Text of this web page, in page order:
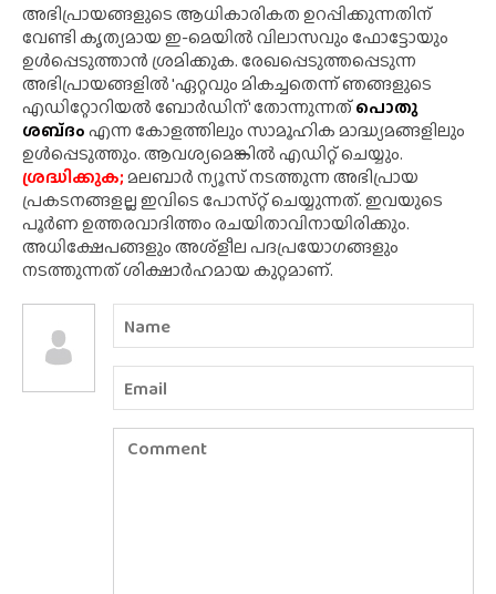
അഭിപ്രായങ്ങളുടെ ആധികാരികത ഉറപ്പിക്കുന്നതിന്
വേണ്ടി കൃത്യമായ ഇ-മെയിൽ വിലാസവും ഫോട്ടോയും
ഉൾപ്പെടുത്താൻ ശ്രമിക്കുക. രേഖപ്പെടുത്തപ്പെടുന്ന
അഭിപ്രായങ്ങളിൽ 'ഏറ്റവും മികച്ചതെന്ന് ഞങ്ങളുടെ
എഡിറ്റോറിയൽ ബോർഡിന്' തോന്നുന്നത്പൊതു
ശബ്‌ദംഎന്ന കോളത്തിലും സാമൂഹിക മാദ്ധ്യമങ്ങളിലും
ഉൾപ്പെടുത്തും. ആവശ്യമെങ്കിൽ എഡിറ്റ് ചെയ്യും.
ശ്രദ്ധിക്കുക;മലബാർ ന്യൂസ് നടത്തുന്ന അഭിപ്രായ
പ്രകടനങ്ങളല്ല ഇവിടെ പോസ്‌റ്റ് ചെയ്യുന്നത്. ഇവയുടെ
പൂർണ ഉത്തരവാദിത്തം രചയിതാവിനായിരിക്കും.
അധിക്ഷേപങ്ങളും അശ്‌ളീല പദപ്രയോഗങ്ങളും
നടത്തുന്നത് ശിക്ഷാർഹമായ കുറ്റമാണ്.